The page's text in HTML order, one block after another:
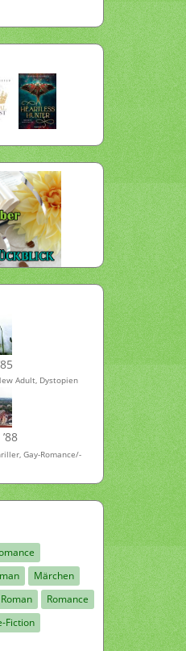
Adult, Dystopien
Gay-Romance/-
Märchen
Roman
Romance
Fiction